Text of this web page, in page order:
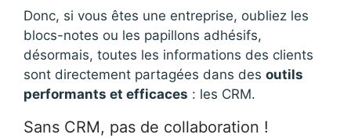
Donc, si vous êtes une entreprise, oubliez les
blocs-notes ou les papillons adhésifs,
désormais, toutes les informations des clients
sont directement partagées dans des outils
performants et efficaces : les CRM.
Sans CRM, pas de collaboration !